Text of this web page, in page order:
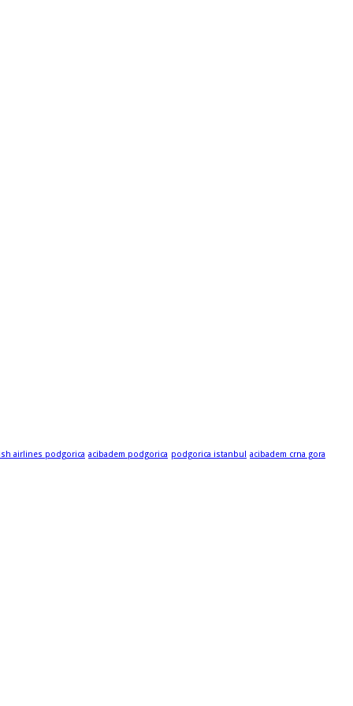
airlines podgorica acibadem podgorica podgorica istanbul acibadem crna gora